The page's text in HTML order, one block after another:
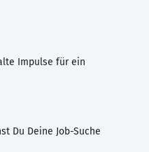
Impulse für ein
Du Deine Job-Suche